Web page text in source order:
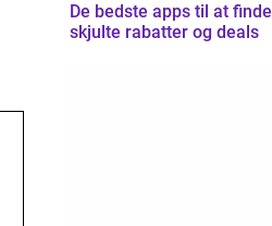
De bedste apps til at finde
skjulte rabatter og deals